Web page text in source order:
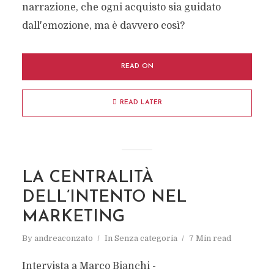
narrazione, che ogni acquisto sia guidato
dall'emozione, ma è davvero così?
READ ON
READ LATER
LA CENTRALITÀ
DELL’INTENTO NEL
MARKETING
By andreaconzato In Senza categoria 7 Min read
Intervista a Marco Bianchi -